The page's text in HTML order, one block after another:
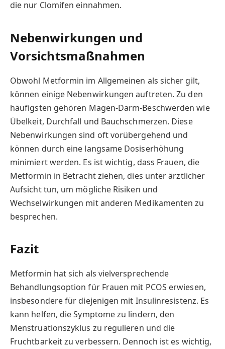
die nur Clomifen einnahmen.
Nebenwirkungen und
Vorsichtsmaßnahmen
Obwohl Metformin im Allgemeinen als sicher gilt,
können einige Nebenwirkungen auftreten. Zu den
häufigsten gehören Magen-Darm-Beschwerden wie
Übelkeit, Durchfall und Bauchschmerzen. Diese
Nebenwirkungen sind oft vorübergehend und
können durch eine langsame Dosiserhöhung
minimiert werden. Es ist wichtig, dass Frauen, die
Metformin in Betracht ziehen, dies unter ärztlicher
Aufsicht tun, um mögliche Risiken und
Wechselwirkungen mit anderen Medikamenten zu
besprechen.
Fazit
Metformin hat sich als vielversprechende
Behandlungsoption für Frauen mit PCOS erwiesen,
insbesondere für diejenigen mit Insulinresistenz. Es
kann helfen, die Symptome zu lindern, den
Menstruationszyklus zu regulieren und die
Fruchtbarkeit zu verbessern. Dennoch ist es wichtig,